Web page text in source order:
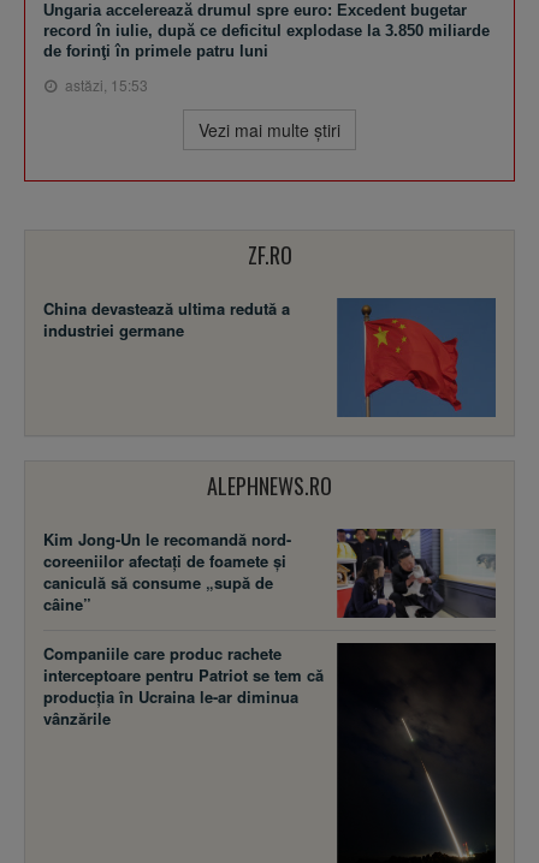
Ungaria accelerează drumul spre euro: Excedent bugetar
record în iulie, după ce deficitul explodase la 3.850 miliarde
de forinţi în primele patru luni
astăzi, 15:53
Vezi mai multe ştiri
ZF.RO
China devastează ultima redută a
industriei germane
ALEPHNEWS.RO
Kim Jong-Un le recomandă nord-
coreeniilor afectați de foamete și
caniculă să consume „supă de
câine”
Companiile care produc rachete
interceptoare pentru Patriot se tem că
producția în Ucraina le-ar diminua
vânzările